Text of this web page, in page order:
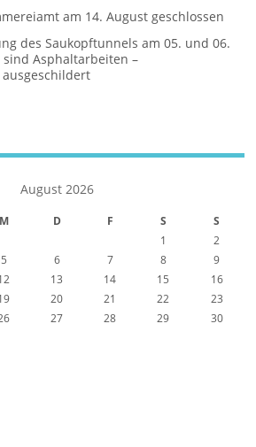
am 14. August geschlossen
des Saukopftunnels am 05. und 06.
Asphaltarbeiten –
August 2026
M D F S S
1
2
5 6 7 8
9
13 14 15
16
20 21 22
23
27 28 29
30